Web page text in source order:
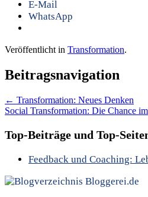
E-Mail
WhatsApp
Veröffentlicht in Transformation.
Beitragsnavigation
← Transformation: Neues Denken
Social Transformation: Die Chance
Top-Beiträge und Top-
Feedback und Coaching: